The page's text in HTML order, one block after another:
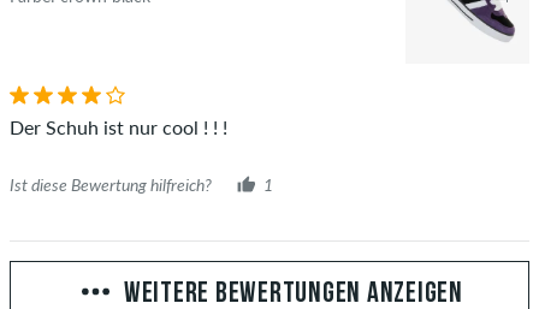
Der Schuh ist nur cool ! ! !
Ist diese Bewertung hilfreich? 1
WEITERE BEWERTUNGEN ANZEIGEN